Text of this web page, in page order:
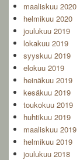
maaliskuu 2020
helmikuu 2020
joulukuu 2019
lokakuu 2019
syyskuu 2019
elokuu 2019
heinäkuu 2019
kesäkuu 2019
toukokuu 2019
huhtikuu 2019
maaliskuu 2019
helmikuu 2019
joulukuu 2018